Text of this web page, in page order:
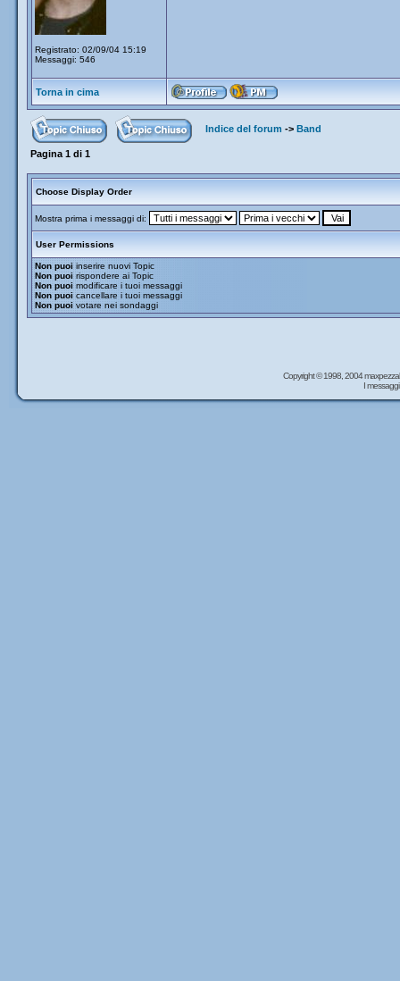
Registrato: 02/09/04 15:19
Messaggi: 546
Torna in cima
Indice del forum -> Band
Pagina 1 di 1
Choose Display Order
Mostra prima i messaggi di:
User Permissions
Non puoi inserire nuovi Topic
Non puoi rispondere ai Topic
Non puoi modificare i tuoi messaggi
Non puoi cancellare i tuoi messaggi
Non puoi votare nei sondaggi
Copyright © 1998, 2004
I